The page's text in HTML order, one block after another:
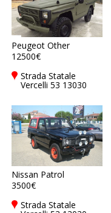
Peugeot Other
12500€
Strada Statale
Vercelli 53 13030
Italy
Nissan Patrol
3500€
Strada Statale